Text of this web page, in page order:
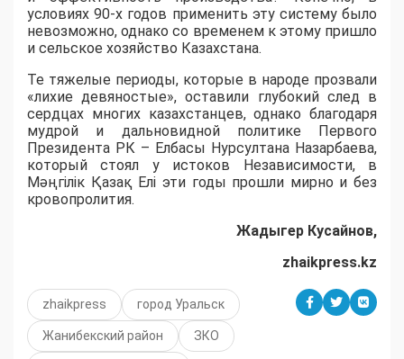
условиях 90-х годов применить эту систему было
невозможно, однако со временем к этому пришло
и сельское хозяйство Казахстана.
Те тяжелые периоды, которые в народе прозвали
«лихие девяностые», оставили глубокий след в
сердцах многих казахстанцев, однако благодаря
мудрой и дальновидной политике Первого
Президента РК – Елбасы Нурсултана Назарбаева,
который стоял у истоков Независимости, в
Мәңгілік Қазақ Елі эти годы прошли мирно и без
кровопролития.
Жадыгер Кусайнов,
zhaikpress.kz
zhaikpress город Уральск
Жанибекский район ЗКО